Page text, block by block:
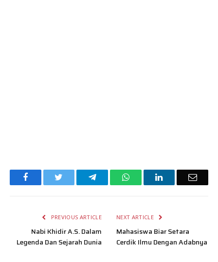
Facebook TelegramWhatsAppLinkedIn Email
PREVIOUS ARTICLE
Nabi Khidir A.S. Dalam
Legenda Dan Sejarah Dunia
NEXT ARTICLE
Mahasiswa Biar Setara
Cerdik Ilmu Dengan Adabnya